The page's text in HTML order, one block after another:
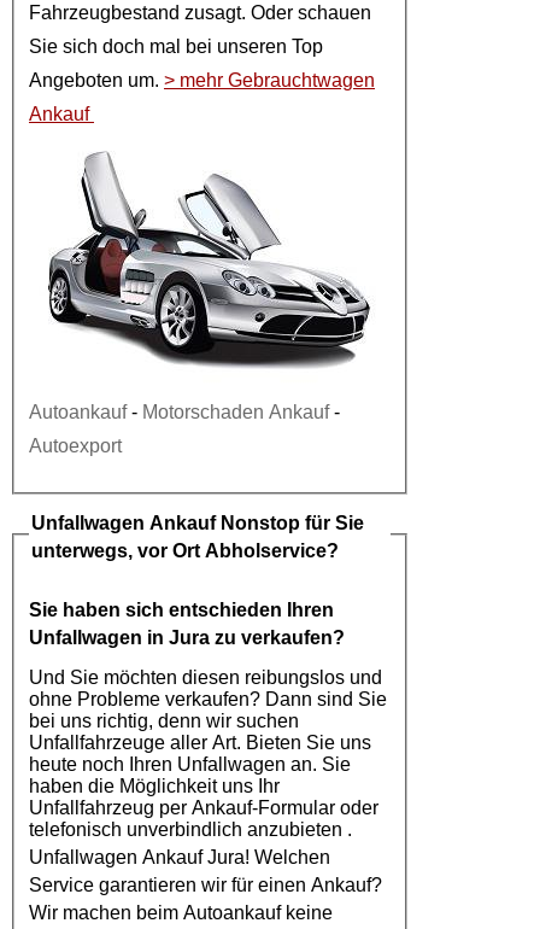
Fahrzeugbestand zusagt. Oder schauen
Sie sich doch mal bei unseren Top
Angeboten um. > mehr Gebrauchtwagen
Ankauf
Autoankauf- Motorschaden Ankauf-
Autoexport
Unfallwagen AnkaufNonstop für Sie
unterwegs, vor Ort Abholservice?
Sie haben sich entschieden Ihren
Unfallwagen in Jura zu verkaufen?
Und Sie möchten diesen reibungslos und
ohne Probleme verkaufen? Dann sind Sie
bei uns richtig, denn wir suchen
Unfallfahrzeuge aller Art. Bieten Sie uns
heute noch Ihren Unfallwagen an. Sie
haben die Möglichkeit uns Ihr
Unfallfahrzeug per Ankauf-Formular oder
telefonisch unverbindlich anzubieten .
Unfallwagen Ankauf Jura! Welchen
Service garantieren wir für einen Ankauf?
Wir machen beim Autoankaufkeine